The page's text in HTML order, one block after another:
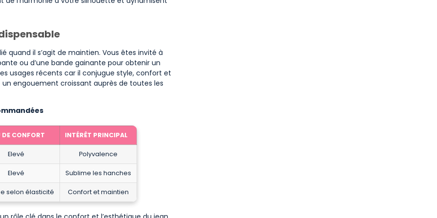
quand il s’agit de maintien. Vous êtes invité à
ou d’une bande gainante pour obtenir un
usages récents car il conjugue style, confort et
engouement croissant auprès de toutes les
DE CONFORT INTÉRÊT PRINCIPAL
Elevé Polyvalence
Elevé Sublime les hanches
selon élasticité Confort et maintien